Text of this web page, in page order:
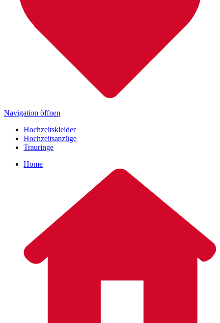
Navigation öffnen
Hochzeitskleider
Hochzeitsanzüge
Trauringe
Home